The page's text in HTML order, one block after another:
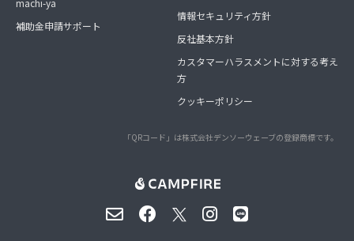
machi-ya
補助金申請サポート
情報セキュリティ方針
反社基本方針
カスタマーハラスメントに対する考え
方
クッキーポリシー
「QRコード」は株式会社デンソーウェーブの登録商標です。